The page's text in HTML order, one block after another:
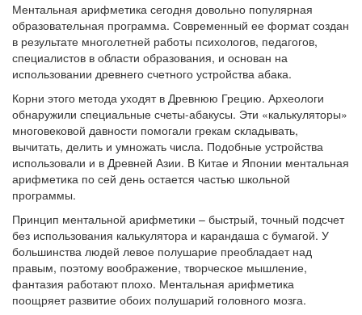
Ментальная арифметика сегодня довольно популярная
образовательная программа. Современный ее формат создан
в результате многолетней работы психологов, педагогов,
специалистов в области образования, и основан на
использовании древнего счетного устройства абака.
Корни этого метода уходят в Древнюю Грецию. Археологи
обнаружили специальные счеты-абакусы. Эти «калькуляторы»
многовековой давности помогали грекам складывать,
вычитать, делить и умножать числа. Подобные устройства
использовали и в Древней Азии. В Китае и Японии ментальная
арифметика по сей день остается частью школьной
программы.
Принцип ментальной арифметики – быстрый, точный подсчет
без использования калькулятора и карандаша с бумагой. У
большинства людей левое полушарие преобладает над
правым, поэтому воображение, творческое мышление,
фантазия работают плохо. Ментальная арифметика
поощряет развитие обоих полушарий головного мозга.